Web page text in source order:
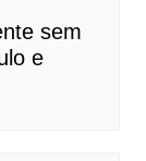
sem
e